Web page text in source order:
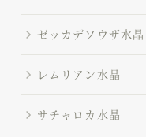
ゼッカデソウザ水晶
レムリアン水晶
サチャロカ水晶